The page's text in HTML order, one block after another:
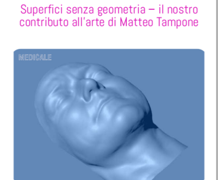
Superfici senza geometria – il nostro
contributo all’arte di Matteo Tampone